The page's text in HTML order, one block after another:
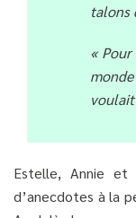
talons
«
Estelle, Annie et
d’anecdotes à la